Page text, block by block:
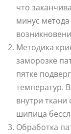
что
минус
Методика
заморозке
пятке
температур.
внутри ткани
шипица
Обработка